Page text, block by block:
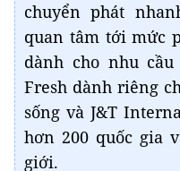
chuyển phát
quan tâm tới mức
dành cho nhu
Fresh dành riêng
sống và J&T
hơn 200 quốc gia
giới.